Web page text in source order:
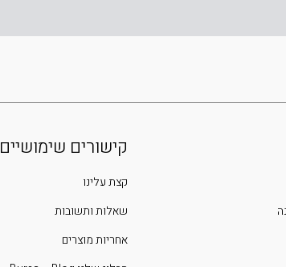
קישורים שימושיים
קצת עלינו
שאלות ותשובות
אחריות מוצרים